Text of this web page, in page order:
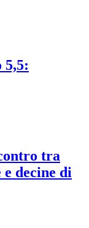
5,5:
tra
e decine di